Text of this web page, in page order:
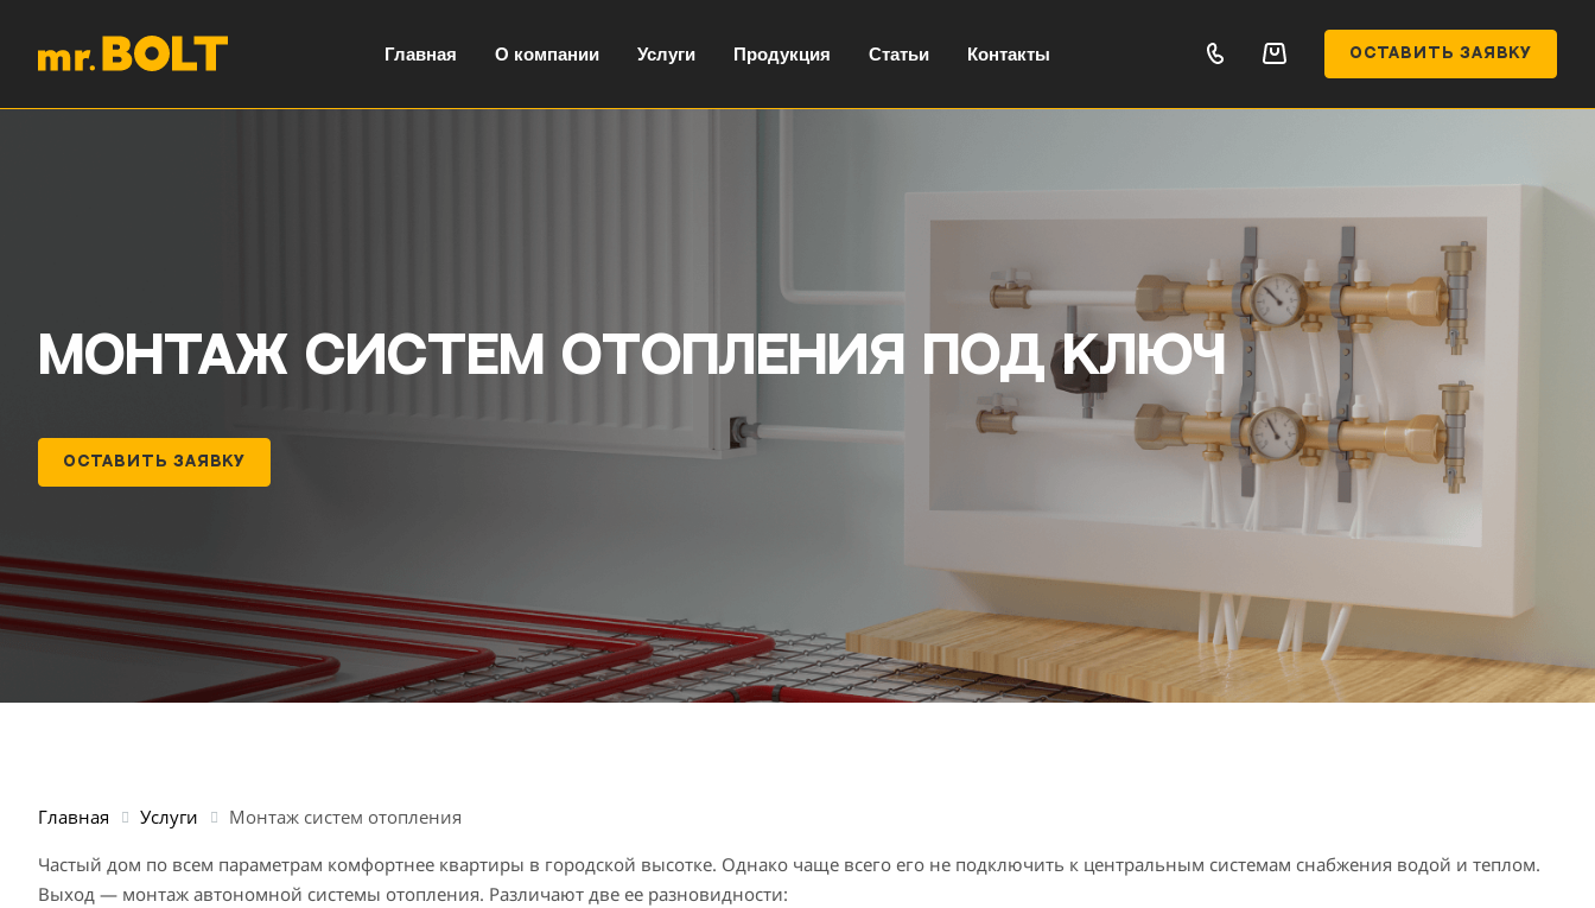
Главная О компании Услуги Продукция Статьи Контакты ОСТАВИТЬ ЗАЯВКУ
Монтаж систем отопления под ключ
ОСТАВИТЬ ЗАЯВКУ
Главная Услуги Монтаж систем отопления
Частый дом по всем параметрам комфортнее квартиры в городской высотке. Однако чаще всего его не подключить к центральным системам снабжения водой и теплом.
Выход — монтаж автономной системы отопления. Различают две ее разновидности: